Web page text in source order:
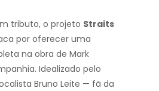
tributo, o projeto Straits
por oferecer uma
na obra de Mark
Idealizado pelo
Bruno Leite — fã da